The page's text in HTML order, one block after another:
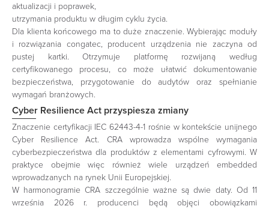
aktualizacji i poprawek,
utrzymania produktu w długim cyklu życia.
Dla klienta końcowego ma to duże znaczenie. Wybierając moduły
i rozwiązania congatec, producent urządzenia nie zaczyna od
pustej kartki. Otrzymuje platformę rozwijaną według
certyfikowanego procesu, co może ułatwić dokumentowanie
bezpieczeństwa, przygotowanie do audytów oraz spełnianie
wymagań branżowych.
Cyber Resilience Act przyspiesza zmiany
Znaczenie certyfikacji IEC 62443-4-1 rośnie w kontekście unijnego
Cyber Resilience Act. CRA wprowadza wspólne wymagania
cyberbezpieczeństwa dla produktów z elementami cyfrowymi. W
praktyce obejmie więc również wiele urządzeń embedded
wprowadzanych na rynek Unii Europejskiej.
W harmonogramie CRA szczególnie ważne są dwie daty. Od 11
września 2026 r. producenci będą objęci obowiązkami